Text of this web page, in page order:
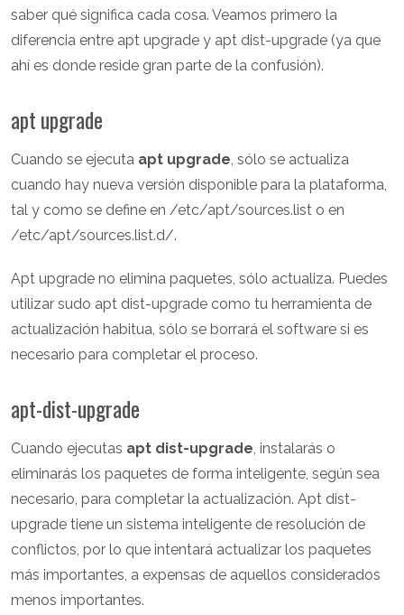
saber qué significa cada cosa. Veamos primero la
diferencia entre apt upgrade y apt dist-upgrade (ya que
ahí es donde reside gran parte de la confusión).
apt upgrade
Cuando se ejecuta apt upgrade, sólo se actualiza
cuando hay nueva versión disponible para la plataforma,
tal y como se define en /etc/apt/sources.list o en
/etc/apt/sources.list.d/.
Apt upgrade no elimina paquetes, sólo actualiza. Puedes
utilizar sudo apt dist-upgrade como tu herramienta de
actualización habitua, sólo se borrará el software si es
necesario para completar el proceso.
apt-dist-upgrade
Cuando ejecutas apt dist-upgrade, instalarás o
eliminarás los paquetes de forma inteligente, según sea
necesario, para completar la actualización. Apt dist-
upgrade tiene un sistema inteligente de resolución de
conflictos, por lo que intentará actualizar los paquetes
más importantes, a expensas de aquellos considerados
menos importantes.